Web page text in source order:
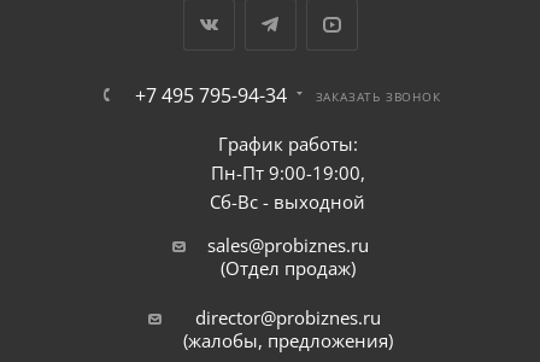
+7 495 795-94-34 ЗАКАЗАТЬ ЗВОНОК
График работы:
Пн-Пт 9:00-19:00,
Сб-Вс - выходной
sales@probiznes.ru
(Отдел продаж)
director@probiznes.ru
(жалобы, предложения)